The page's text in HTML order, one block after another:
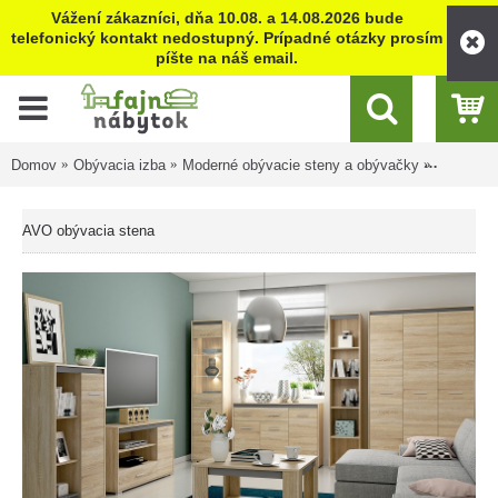
Vážení zákazníci, dňa 10.08. a 14.08.2026 bude
telefonický kontakt nedostupný. Prípadné otázky prosím
píšte na náš email.
Domov Obývacia izba Moderné obývacie steny a obývačky AVO
AVO obývacia stena